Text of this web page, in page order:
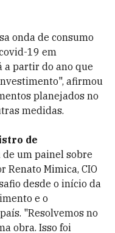
onda de consumo
19 em
a partir do ano que
afirmou
planejados no
medidas.
de
um painel sobre
Renato Mimica, CIO
desde o início da
e o
"Resolvemos no
obra. Isso foi